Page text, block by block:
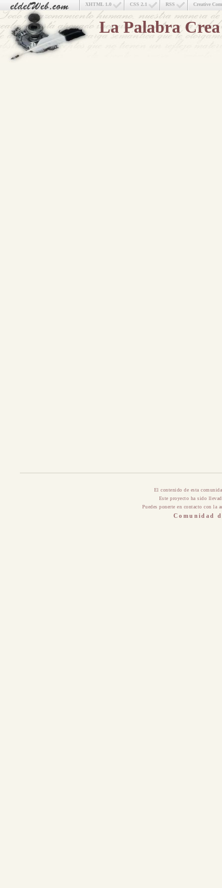
Creative
RSS
CSS 2.1
XHTML 1.0
La Palabra Crea
El contenido de esta
Este proyecto ha sido
Puedes ponerte en contacto con
Comunidad